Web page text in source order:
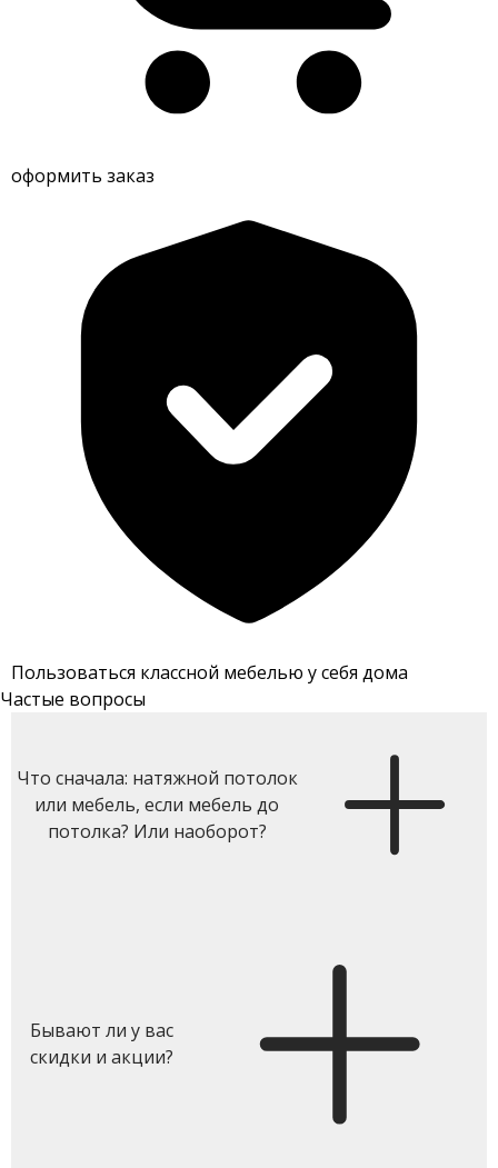
оформить заказ
Пользоваться классной мебелью у себя дома
Частые вопросы
Что сначала: натяжной потолок
или мебель, если мебель до
потолка? Или наоборот?
Бывают ли у вас
скидки и акции?